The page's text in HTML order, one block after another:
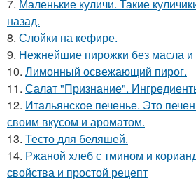
7. Маленькие куличи. Такие
назад.
8. Слойки на кефире.
9. Нежнейшие пирожки без масла
10. Лимонный освежающий пирог.
11. Салат "Признание".
12. Итальянское печенье. Это
своим вкусом и ароматом.
13. Тесто для беляшей.
14. Ржаной хлеб с тмином и
свойства и простой рецепт